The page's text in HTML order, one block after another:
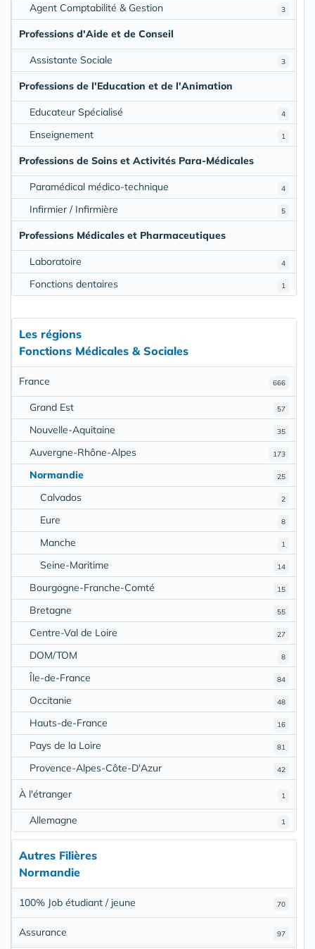
3
Agent Comptabilité & Gestion
Professions d'Aide et de Conseil
3
Assistante Sociale
Professions de l'Education et de l'Animation
4
Educateur Spécialisé
1
Enseignement
Professions de Soins et Activités Para-Médicales
4
Paramédical médico-technique
5
Infirmier / Infirmière
Professions Médicales et Pharmaceutiques
4
Laboratoire
1
Fonctions dentaires
Les régions
Fonctions Médicales & Sociales
666
France
57
Grand Est
35
Nouvelle-Aquitaine
173
Auvergne-Rhône-Alpes
25
Normandie
2
Calvados
8
Eure
1
Manche
14
Seine-Maritime
15
Bourgogne-Franche-Comté
55
Bretagne
27
Centre-Val de Loire
8
DOM/TOM
84
Île-de-France
48
Occitanie
16
Hauts-de-France
81
Pays de la Loire
42
Provence-Alpes-Côte-D'Azur
1
À l'étranger
1
Allemagne
Autres Filières
Normandie
70
100% Job étudiant / jeune
97
Assurance